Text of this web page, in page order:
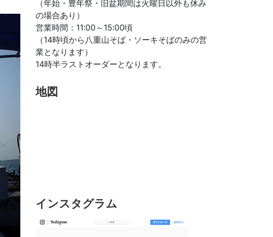
（年始・豊年祭・旧盆期間は火曜日以外も休み
の場合あり）
営業時間：11:00～15:00頃
（14時頃から八重山そば・ソーキそばのみの営
業となります）
14時半ラストオーダーとなります。
地図
インスタグラム